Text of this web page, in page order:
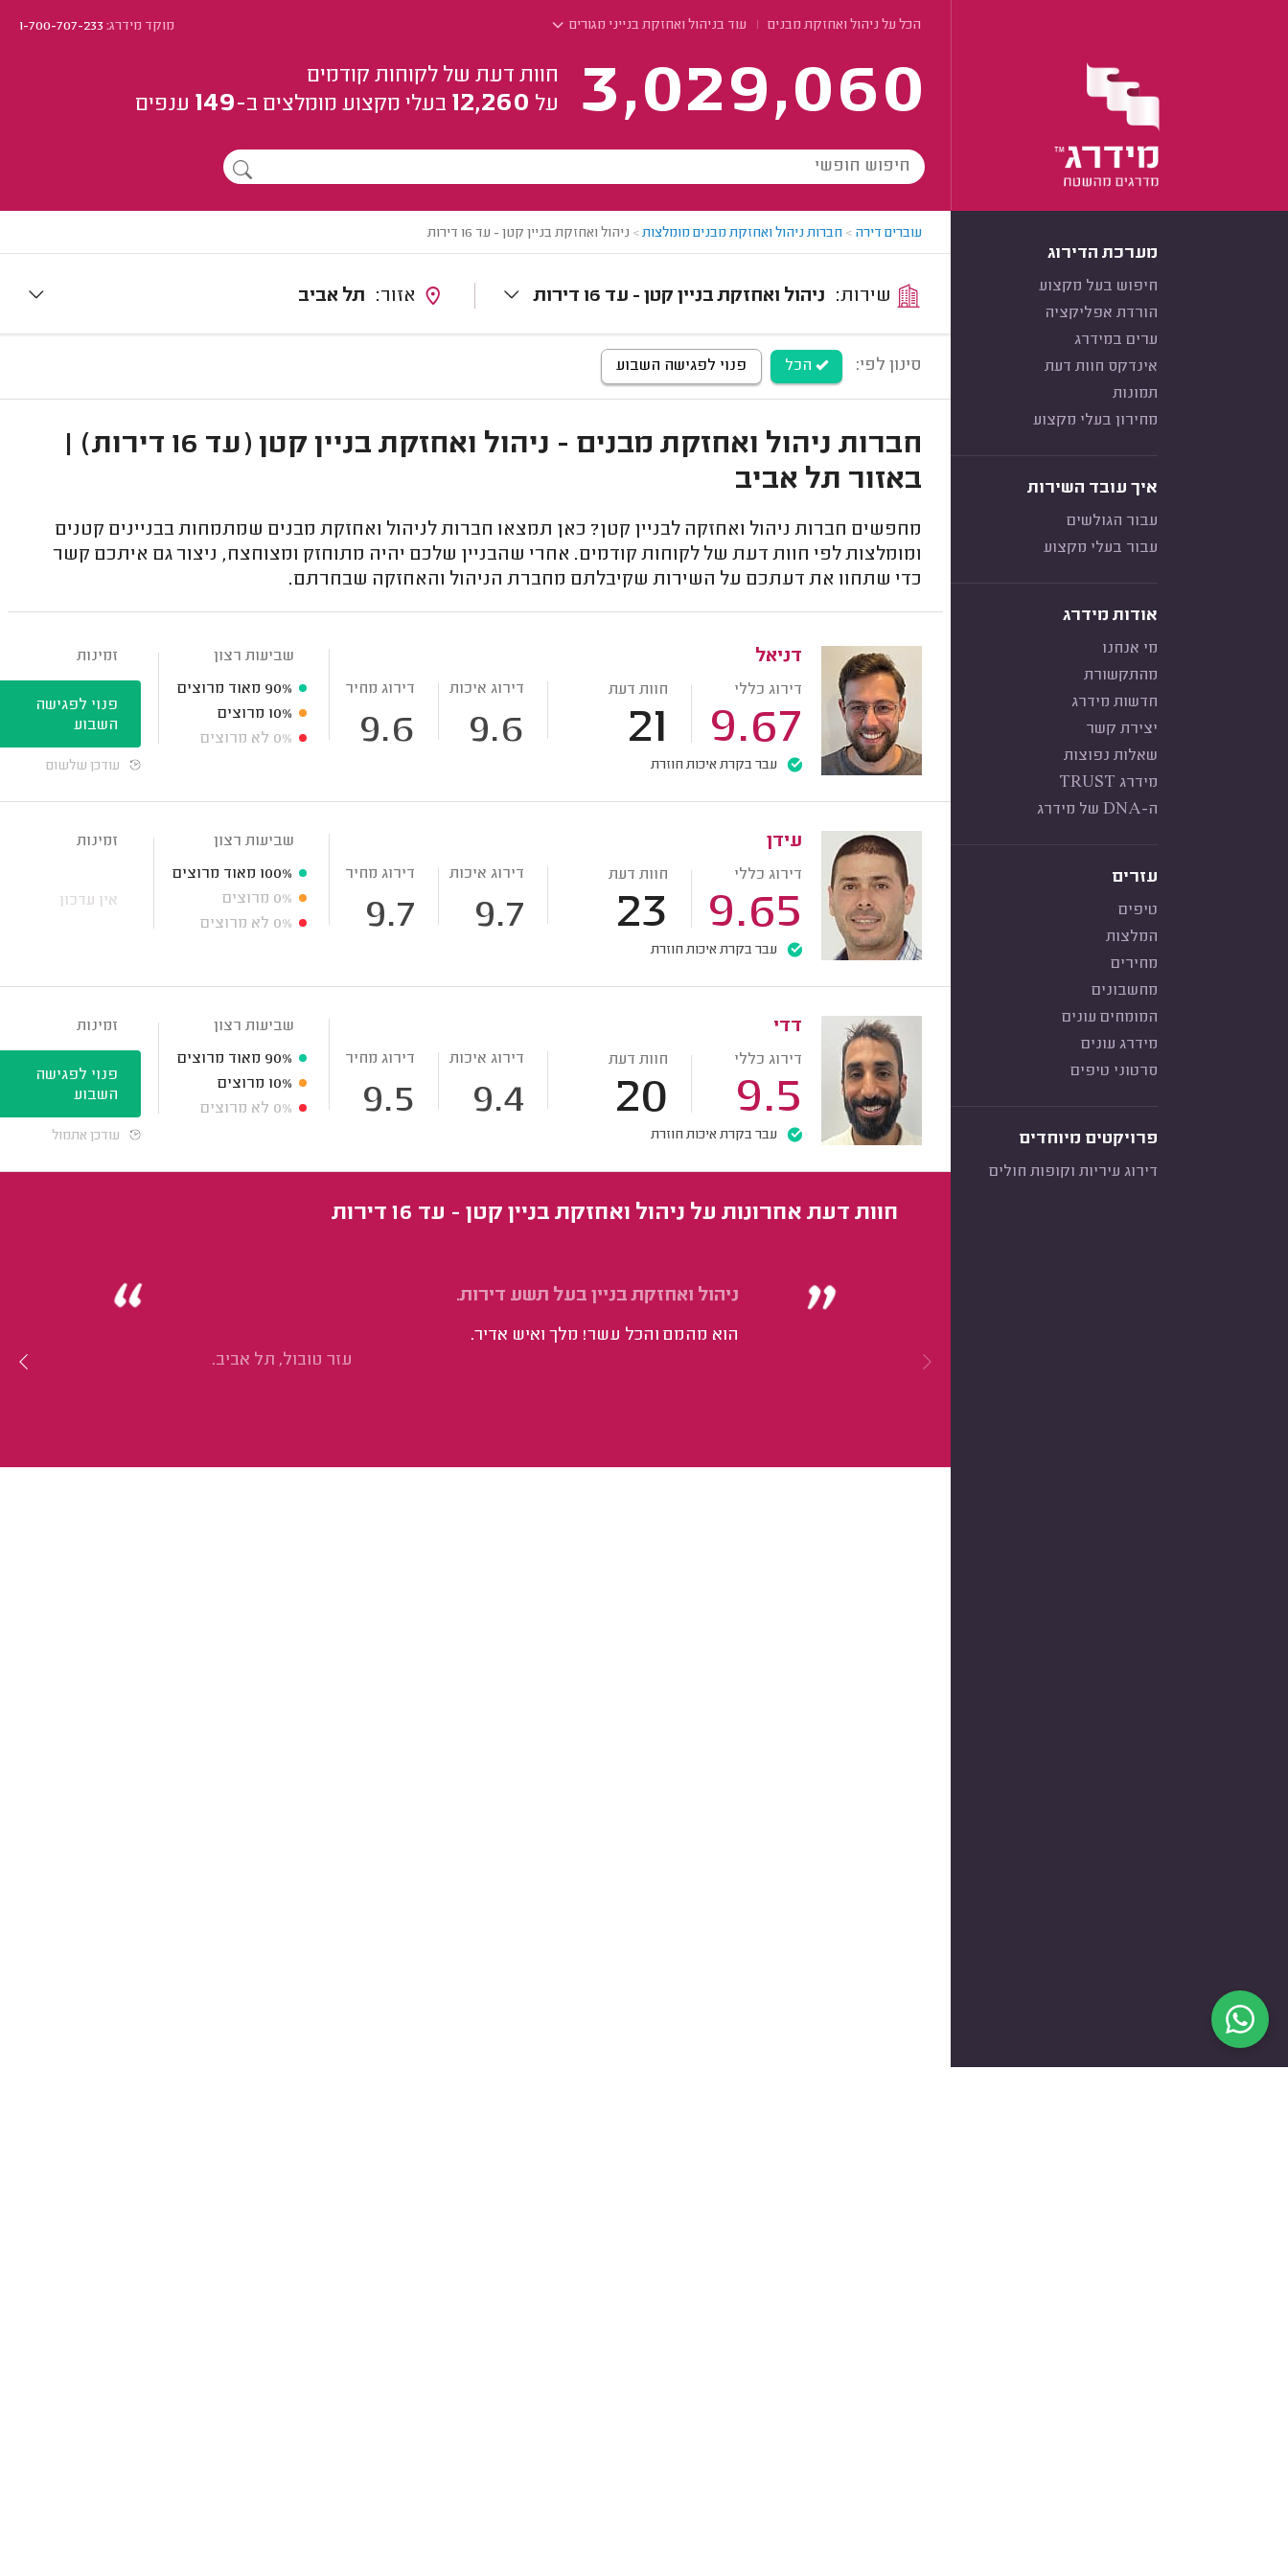
הכל על ניהול ואחזקת מבנים עוד בניהול ואחזקת בנייני מגורים מוקד מידרג:1-700-707-233
3,029,060
חוות דעת של לקוחות קודמים
על 12,260 בעלי מקצוע מומלצים ב-149 ענפים
מערכת הדירוג
חיפוש בעל מקצוע
הורדת אפליקציה
ערים במידרג
אינדקס חוות דעת
תמונות
מחירון בעלי מקצוע
איך עובד השירות
עבור הגולשים
עבור בעלי מקצוע
אודות מידרג
מי אנחנו
מהתקשורת
חדשות מידרג
יצירת קשר
שאלות נפוצות
מידרג TRUST
ה-DNA של מידרג
עזרים
טיפים
המלצות
מחירים
מחשבונים
המומחים עונים
מידרג עונים
סרטוני טיפים
פרויקטים מיוחדים
דירוג עיריות וקופות חולים
עוברים דירה > חברות ניהול ואחזקת מבנים מומלצות> ניהול ואחזקת בניין קטן - עד 16 דירות
ניהול ואחזקת בניין קטן - עד 16 דירות תל אביב
סינון לפי: הכל פנוי לפגישה השבוע
חברות ניהול ואחזקת מבנים - ניהול ואחזקת בניין קטן (עד 16 דירות) |
באזור תל אביב
מחפשים חברות ניהול ואחזקה לבניין קטן? כאן תמצאו חברות לניהול ואחזקת מבנים שמתמחות בבניינים קטנים
ומומלצות לפי חוות דעת של לקוחות קודמים. אחרי שהבניין שלכם יהיה מתוחזק ומצוחצח, ניצור גם איתכם קשר
כדי שתחוו את דעתכם על השירות שקיבלתם מחברת הניהול והאחזקה שבחרתם.
דניאל
דירוג כללי
9.67
חוות דעת
21
דירוג איכות
9.6
דירוג מחיר
9.6
עבר בקרת איכות חוזרת
שביעות רצון
90% מאוד מרוצים
10% מרוצים
0% לא מרוצים
זמינות
פנוי לפגישה
השבוע
עודכן שלשום
עידן
דירוג כללי
9.65
חוות דעת
23
דירוג איכות
9.7
דירוג מחיר
9.7
עבר בקרת איכות חוזרת
שביעות רצון
100% מאוד מרוצים
0% מרוצים
0% לא מרוצים
זמינות
אין עדכון
דדי
דירוג כללי
9.5
חוות דעת
20
דירוג איכות
9.4
דירוג מחיר
9.5
עבר בקרת איכות חוזרת
שביעות רצון
90% מאוד מרוצים
10% מרוצים
0% לא מרוצים
זמינות
פנוי לפגישה
השבוע
עודכן אתמול
חוות דעת אחרונות על ניהול ואחזקת בניין קטן - עד 16 דירות
ניהול ואחזקת בניין בעל תשע דירות.
הוא מהמם והכל עשר! מלך ואיש אדיר.
עזר טובול, תל אביב.